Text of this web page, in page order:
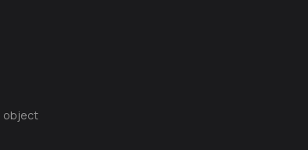
object